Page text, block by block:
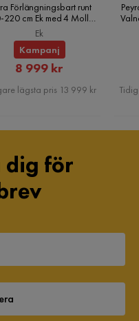
Förlängningsbart runt
220 cm Ek med 4 Molly
Matstolar, Ek
Ek
Kampanj
Rabatterat
Pris
8 999 kr
lägsta pris 13 999 kr
dig för